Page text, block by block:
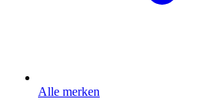
Alle merken